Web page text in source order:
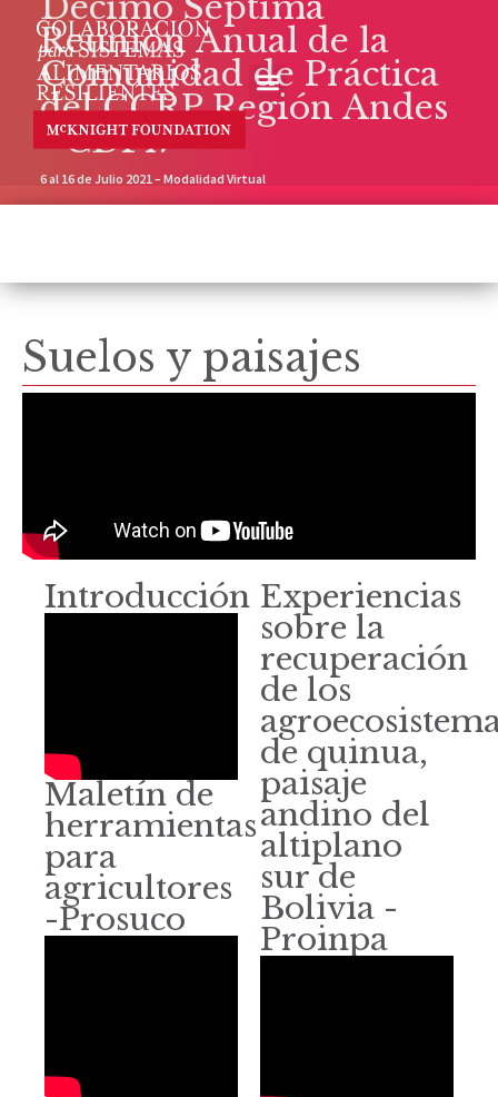
Reunión Anual de la
Comunidad de Práctica
del CCRP Región Andes
- CDP17
6 al 16 de Julio 2021 – Modalidad Virtual
Suelos y paisajes
Introducción
Maletín de
herramientas
para
agricultores
-Prosuco
Experiencias
sobre la
recuperación
de los
de quinua,
paisaje
andino del
altiplano
sur de
Bolivia -
Proinpa